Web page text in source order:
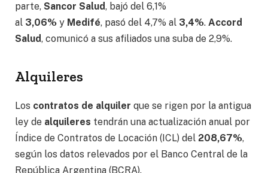
parte, Sancor Salud, bajó del 6,1%
al 3,06% y Medifé, pasó del 4,7% al 3,4%. Accord
Salud, comunicó a sus afiliados una suba de 2,9%.
Alquileres
Los contratos de alquiler que se rigen por la antigua
ley de alquileres tendrán una actualización anual por
Índice de Contratos de Locación (ICL) del 208,67%,
según los datos relevados por el Banco Central de la
República Argentina (BCRA).